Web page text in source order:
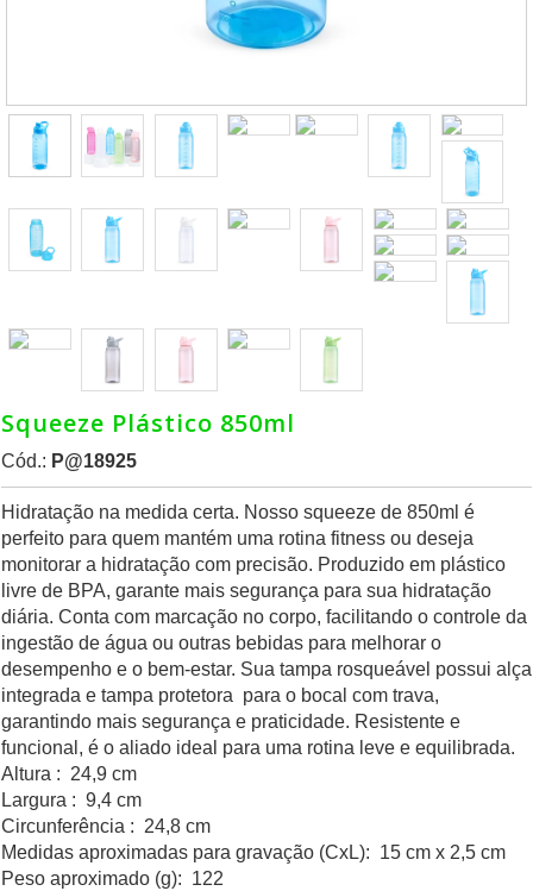
Squeeze Plástico 850ml
Cód.: P@18925
Hidratação na medida certa. Nosso squeeze de 850ml é
perfeito para quem mantém uma rotina fitness ou deseja
monitorar a hidratação com precisão. Produzido em plástico
livre de BPA, garante mais segurança para sua hidratação
diária. Conta com marcação no corpo, facilitando o controle da
ingestão de água ou outras bebidas para melhorar o
desempenho e o bem-estar. Sua tampa rosqueável possui alça
integrada e tampa protetora para o bocal com trava,
garantindo mais segurança e praticidade. Resistente e
funcional, é o aliado ideal para uma rotina leve e equilibrada.
Altura : 24,9 cm
Largura : 9,4 cm
Circunferência : 24,8 cm
Medidas aproximadas para gravação (CxL): 15 cm x 2,5 cm
Peso aproximado (g): 122